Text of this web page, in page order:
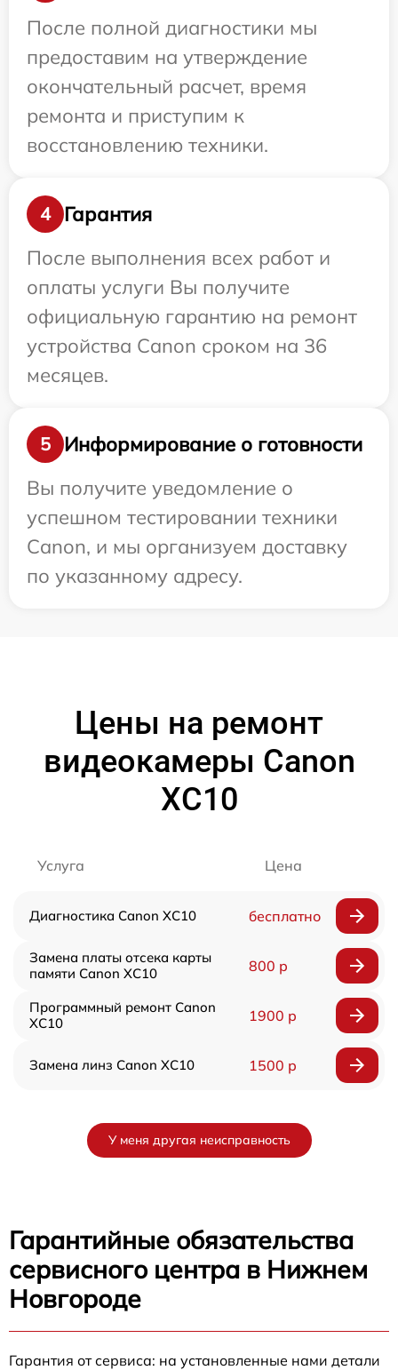
После полной диагностики мы
предоставим на утверждение
окончательный расчет, время
ремонта и приступим к
восстановлению техники.
4
Гарантия
После выполнения всех работ и
оплаты услуги Вы получите
официальную гарантию на ремонт
устройства Canon сроком на 36
месяцев.
5
Информирование о готовности
Вы получите уведомление о
успешном тестировании техники
Canon, и мы организуем доставку
по указанному адресу.
Цены на ремонт
видеокамеры Canon
XC10
Услуга Цена
Диагностика Canon XC10 бесплатно
Замена платы отсека карты
памяти Canon XC10
800 р
Программный ремонт Canon
XC10
1900 р
Замена линз Canon XC10 1500 р
У меня другая неисправность
Гарантийные обязательства
сервисного центра в Нижнем
Новгороде
Гарантия от сервиса: на установленные нами детали